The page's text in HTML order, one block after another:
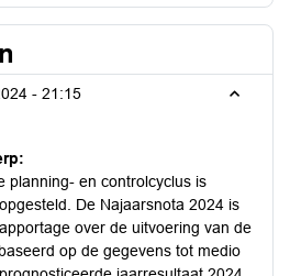
- 21:15
planning- en controlcyclus is
De Najaarsnota 2024 is
over de uitvoering van de
op de gegevens tot medio